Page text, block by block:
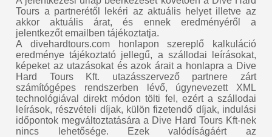
Tours a partnerétől lekéri az aktuális helyet illetve az
akkor aktuális árat, és ennek eredményéről a
jelentkezőt emailben tájékoztatja.
A divehardtours.com honlapon szereplő kalkuláció
eredménye tájékoztató jellegű, a szállodai leírásokat,
képeket az utazásokat és azok árait a honlapra a Dive
Hard Tours Kft. utazásszervező partnere zárt
számítógépes rendszerben lévő, úgynevezett XML
technológiával direkt módon tölti fel, ezért a szállodai
leírások, részvételi díjak, külön fizetendő díjak, indulási
időpontok megváltoztatására a Dive Hard Tours Kft-nek
nincs lehetősége. Ezek valódíságáért az